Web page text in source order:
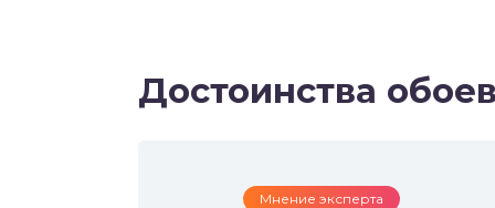
Достоинства
Мнение эксперта